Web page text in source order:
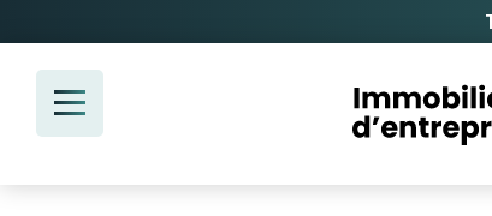
au
contenu